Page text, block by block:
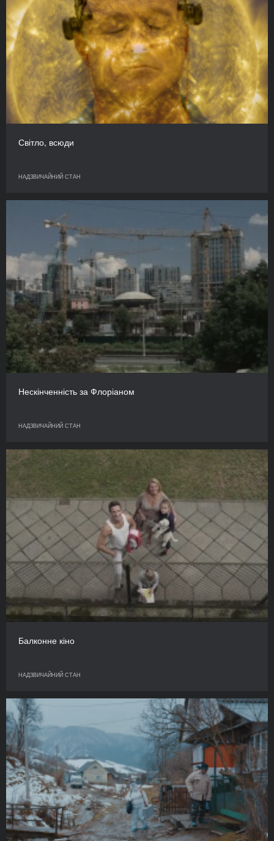
Світло, всюди
НАДЗВИЧАЙНИЙ СТАН
Нескінченність за Флоріаном
НАДЗВИЧАЙНИЙ СТАН
Балконне кіно
НАДЗВИЧАЙНИЙ СТАН